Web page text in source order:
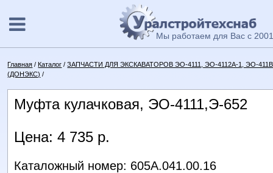
Мы работаем для Вас с
Главная /Каталог /ЗАПЧАСТИ ДЛЯ ЭКСКАВАТОРОВ ЭО-4111, ЭО-4112А-1, ЭО-
(ДОНЭКС) /
Муфта кулачковая, ЭО-4111,Э-652
Цена: 4 735 р.
Каталожный номер: 605А.041.00.16